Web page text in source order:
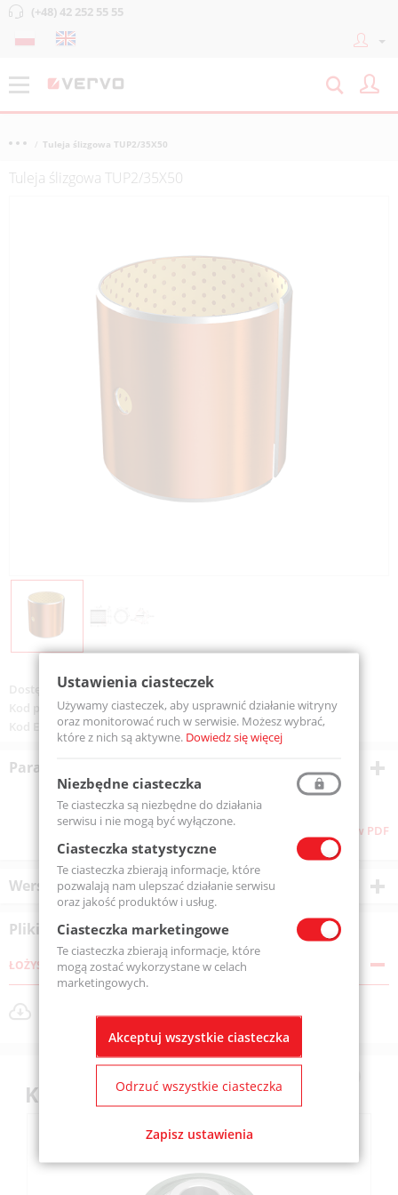
(+48) 42 252 55 55
Tuleja ślizgowa TUP2/35X50
Tuleja ślizgowa TUP2/35X50
Dostępność:Dostępny
Kod produktu:TUP2/35X50-MTM
Kod EAN:5907772140703
Parametry techniczne
Pliki do pobrania Pobierz stronę w PDF
Wersje produktu
Pliki do pobrania
ŁOŻYSKA
Rozmiar pliku: 427 KB
Klienci kupili również
Ustawienia ciasteczek
Używamy ciasteczek, aby usprawnić działanie witryny
oraz monitorować ruch w serwisie. Możesz wybrać,
które z nich są aktywne. Dowiedz się więcej
Niezbędne ciasteczka
Te ciasteczka są niezbędne do działania
serwisu i nie mogą być wyłączone.
Ciasteczka statystyczne
Te ciasteczka zbierają informacje, które
pozwalają nam ulepszać działanie serwisu
oraz jakość produktów i usług.
Ciasteczka marketingowe
Te ciasteczka zbierają informacje, które
mogą zostać wykorzystane w celach
marketingowych.
Akceptuj wszystkie ciasteczka
Odrzuć wszystkie ciasteczka
Zapisz ustawienia